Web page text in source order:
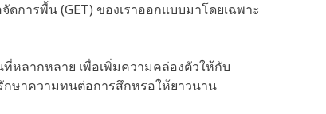
ารพื้น (GET) ของเราออกแบบมาโดยเฉพาะ
หลากหลาย เพื่อเพิ่มความคล่องตัวให้กับ
กษาความทนต่อการสึกหรอให้ยาวนาน